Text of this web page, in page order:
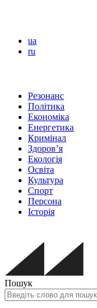
ua
ru
Резонанс
Політика
Економіка
Енергетика
Кримінал
Здоров’я
Екологія
Освіта
Культура
Спорт
Персона
Історія
Пошук